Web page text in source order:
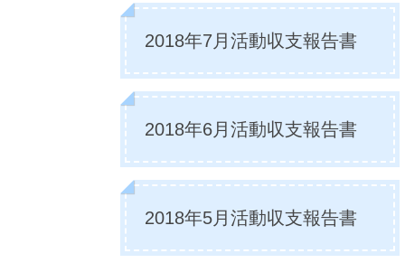
2018年7月活動収支報告書
2018年6月活動収支報告書
2018年5月活動収支報告書